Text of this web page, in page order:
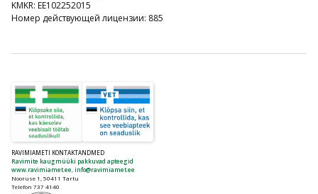
KMKR: EE102252015
Номер действующей лицензии: 885
RAVIMIAMETI KONTAKTANDMED
Ravimite kaugmüüki pakkuvad apteegid
www.ravimiamet.ee info@ravimiamet.ee
Nooruse 1, 50411 Tartu
Telefon 737 4140